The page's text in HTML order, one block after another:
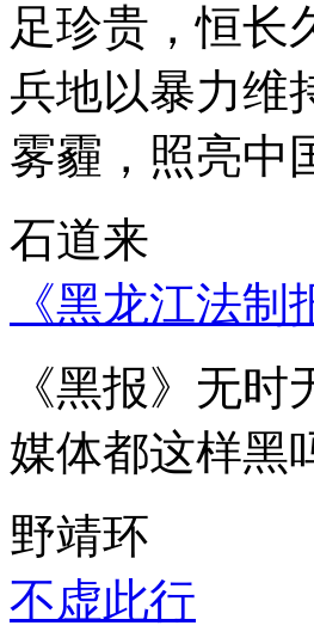
足珍贵，恒长
兵地以暴力维
雾霾，照亮中
石道来
《黑龙江法
《黑报》无
媒体都这样黑
野靖环
不虚此行